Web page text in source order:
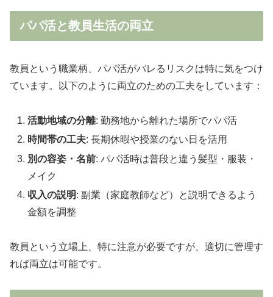
パパ活と教員生活の両立
教員という職業柄、パパ活がバレるリスクは特に気をつけ
ています。以下のように両立のための工夫をしています：
活動地域の分離: 勤務地から離れた場所でパパ活
時間帯の工夫: 長期休暇や授業のない日を活用
別の容姿・名前: パパ活時は普段と違う髪型・服装・
メイク
収入の説明: 副業（家庭教師など）と説明できるよう
金額を調整
教員という立場上、特に注意が必要ですが、適切に管理す
れば両立は可能です。